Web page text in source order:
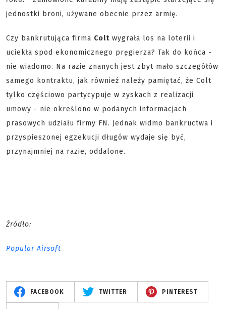
jednostki broni, używane obecnie przez armię.
Czy bankrutująca firma Colt wygrała los na loterii i
uciekła spod ekonomicznego pręgierza? Tak do końca -
nie wiadomo. Na razie znanych jest zbyt mało szczegółów
samego kontraktu, jak równieź należy pamiętać, że Colt
tylko częściowo partycypuje w zyskach z realizacji
umowy - nie określono w podanych informacjach
prasowych udziału firmy FN. Jednak widmo bankructwa i
przyspieszonej egzekucji długów wydaje się być,
przynajmniej na razie, oddalone.
Źródło:
Popular Airsoft
FACEBOOK TWITTER PINTEREST